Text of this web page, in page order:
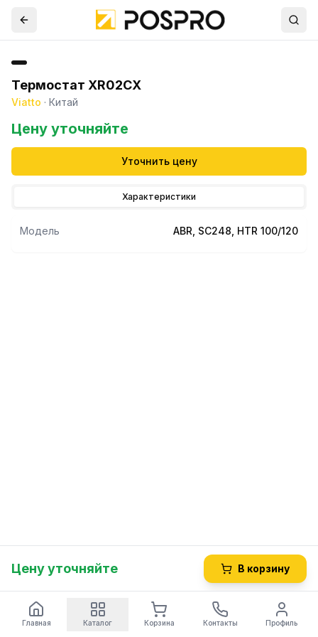
Термостат XR02CX
Viatto · Китай
Цену уточняйте
Уточнить цену
Характеристики
Модель ABR, SC248, HTR 100/120
Цену уточняйте В корзину
Главная Каталог Корзина Контакты Профиль